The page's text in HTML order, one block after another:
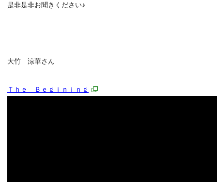
是非是非お聞きください♪
大竹 涼華さん
Ｔｈｅ Ｂｅｇｉｎｉｎｇ